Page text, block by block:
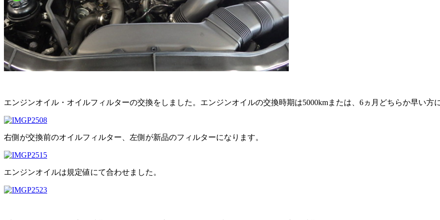
エンジンオイル・オイルフィルターの交換をしました。エンジンオイルの交換時期は5000kmまたは、6ヵ月どちらか早い方
右側が交換前のオイルフィルター、左側が新品のフィルターになります。
エンジンオイルは規定値にて合わせました。